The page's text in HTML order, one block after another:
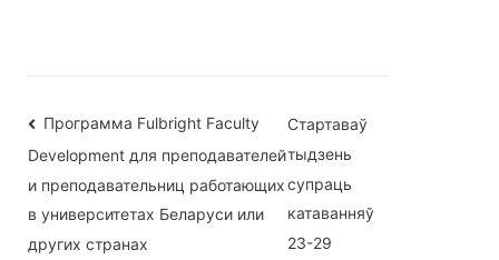
Навігацыя
па
запісах
Программа Fulbright Faculty
Development для преподавателей
и преподавательниц работающих
в университетах Беларуси или
других странах
Стартаваў
тыдзень
супраць
катаванняў
23-29